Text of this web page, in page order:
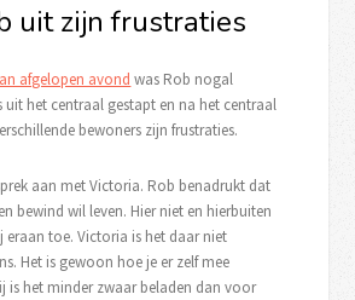
uit zijn frustraties
afgelopen avond was Rob nogal
uit het centraal gestapt en na het centraal
bewoners zijn frustraties.
aan met Victoria. Rob benadrukt dat
bewind wil leven. Hier niet en hierbuiten
toe. Victoria is het daar niet
Het is gewoon hoe je er zelf mee
is het minder zwaar beladen dan voor